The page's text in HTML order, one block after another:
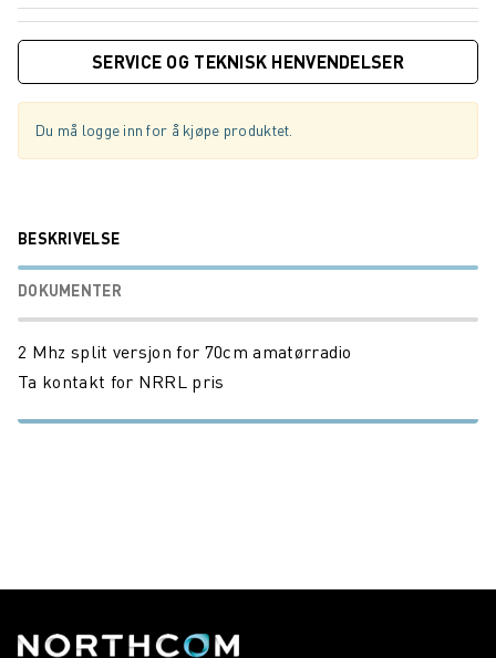
SERVICE OG TEKNISK HENVENDELSER
Du må logge inn for å kjøpe produktet.
BESKRIVELSE
DOKUMENTER
2 Mhz split versjon for 70cm amatørradio
Ta kontakt for NRRL pris